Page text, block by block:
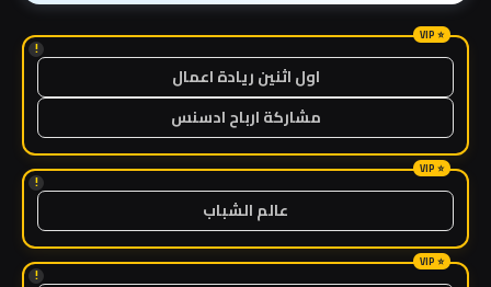
!
اول اثنين ريادة اعمال
مشاركة ارباح ادسنس
!
عالم الشباب
!